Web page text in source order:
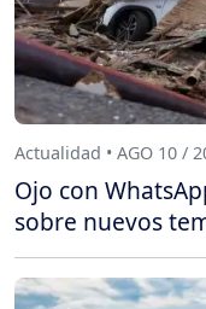
Actualidad • AGO 10 /
Ojo con
sobre nuevos